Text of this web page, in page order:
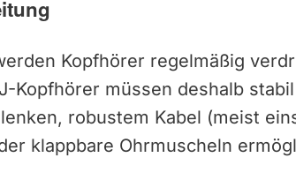
Kopfhörer regelmäßig
Kopfhörer müssen deshalb
robustem Kabel (meist
klappbare Ohrmuscheln